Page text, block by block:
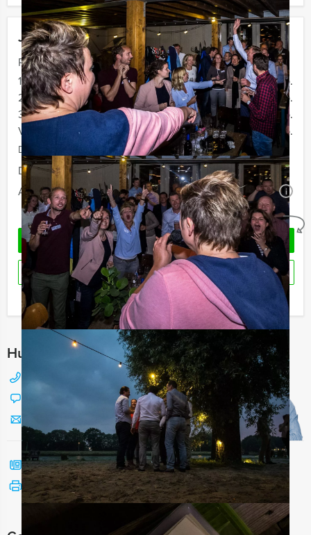
Jouw uitje
Prijs :
12 - 19 personen
€ 34,50 p.p.
20 - 29 personen
€ 32,50 p.p.
30 - 39 personen
€ 29,50 p.p.
Vanaf 40 personen
€ 27,50 p.p.
De prijzen zijn exclusief BTW
Duur:
2 uur en 30 minuten
Aantal:
Minimaal 12 personen i
Geheel vrijblijvend
OFFERTE AANVRAGEN
RESERVEREN
Ik heb een vraag over dit uitje
Hulp nodig bij het kiezen?
088 428 81 17
Chat met Jeroen
Stuur ons een mailtje
Bel mij terug
Bekijk printbare versie